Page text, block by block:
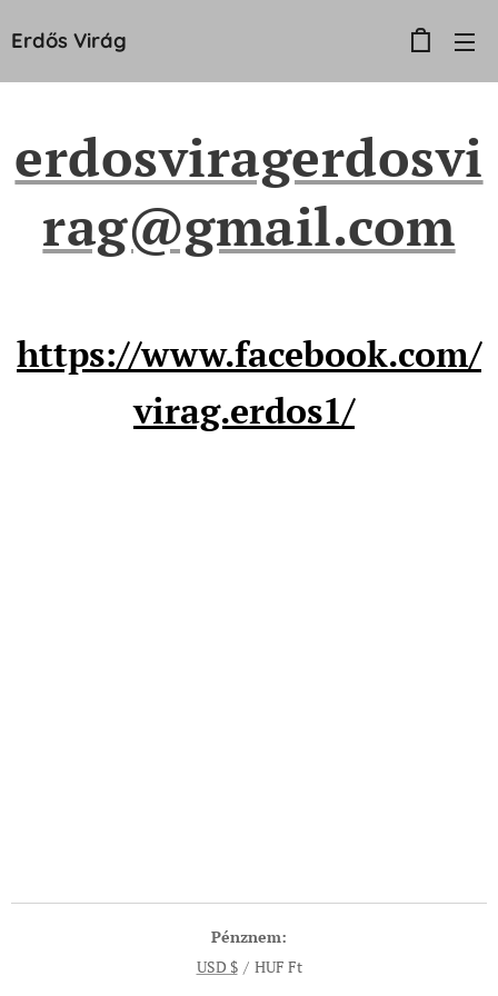
Erdős Virág
erdosviragerdosvi
rag@gmail.com
https://www.facebook.com/
virag.erdos1/
Pénznem
USD $
HUF Ft